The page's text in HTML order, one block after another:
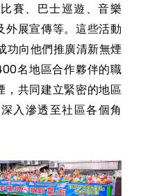
賽、巴士巡遊、音樂
外展宣傳等。這些活動
功向他們推廣清新無煙
名地區合作夥伴的職
，共同建立緊密的地區
入滲透至社區各個角